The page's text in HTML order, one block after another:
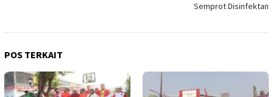
Semprot Disinfektan
POS TERKAIT